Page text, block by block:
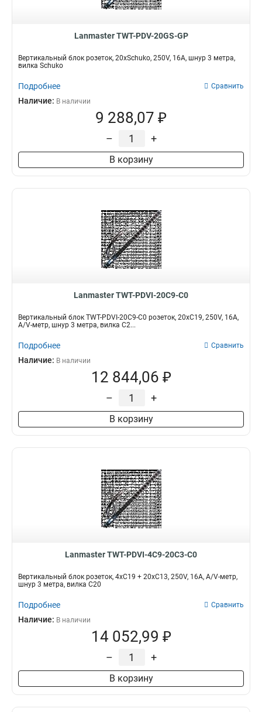
Lanmaster TWT-PDV-20GS-GP
Вертикальный блок розеток, 20xSchuko, 250V, 16A, шнур 3 метра,
вилка Schuko
Подробнее Сравнить
Наличие: В наличии
9 288,07 ₽
– +
В корзину
Lanmaster TWT-PDVI-20C9-C0
Вертикальный блок TWT-PDVI-20C9-C0 розеток, 20xC19, 250V, 16A,
A/V-метр, шнур 3 метра, вилка C2...
Подробнее Сравнить
Наличие: В наличии
12 844,06 ₽
– +
В корзину
Lanmaster TWT-PDVI-4C9-20C3-C0
Вертикальный блок розеток, 4xC19 + 20xC13, 250V, 16A, A/V-метр,
шнур 3 метра, вилка C20
Подробнее Сравнить
Наличие: В наличии
14 052,99 ₽
– +
В корзину